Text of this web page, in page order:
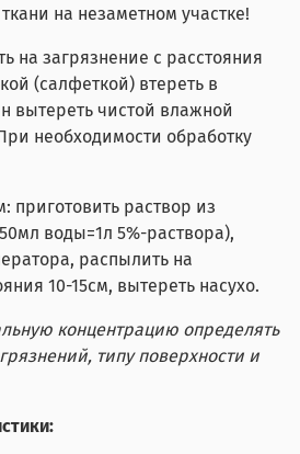
на незаметном участке!
на загрязнение с расстояния
(салфеткой) втереть в
вытереть чистой влажной
необходимости обработку
приготовить раствор из
воды=1л 5%-раствора),
распылить на
10-15см, вытереть насухо.
концентрацию определять
типу поверхности и